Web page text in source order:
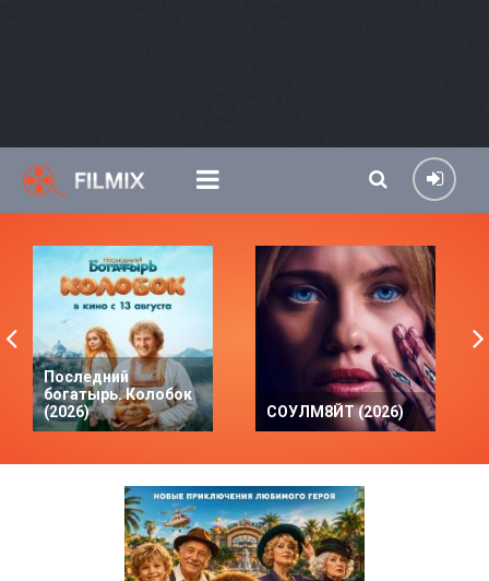
Последний
богатырь. Колобок
(2026)
СОУЛМ8ЙТ (2026)